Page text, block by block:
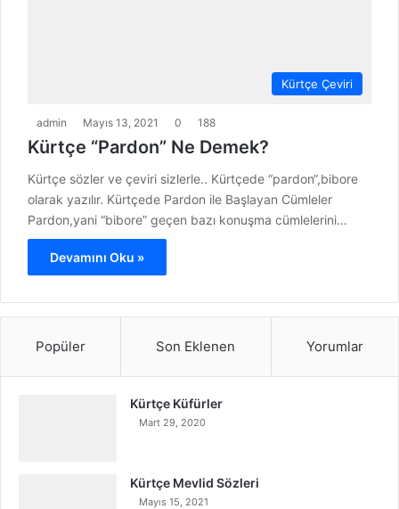
Kürtçe Çeviri
admin Mayıs 13, 2021 0 188
Kürtçe “Pardon” Ne Demek?
Kürtçe sözler ve çeviri sizlerle.. Kürtçede “pardon“,bibore
olarak yazılır. Kürtçede Pardon ile Başlayan Cümleler
Pardon,yani “bibore” geçen bazı konuşma cümlelerini…
Devamını Oku »
Popüler Son Eklenen Yorumlar
Kürtçe Küfürler
Mart 29, 2020
Kürtçe Mevlid Sözleri
Mayıs 15, 2021